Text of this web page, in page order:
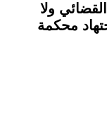
ولا
محكمة